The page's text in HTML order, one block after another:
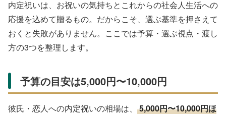
内定祝いは、お祝いの気持ちとこれからの社会人生活への
応援を込めて贈るもの。だからこそ、選ぶ基準を押さえて
おくと失敗がありません。ここでは予算・選ぶ視点・渡し
方の3つを整理します。
予算の目安は5,000円〜10,000円
彼氏・恋人への内定祝いの相場は、
5,000円〜10,000円ほ